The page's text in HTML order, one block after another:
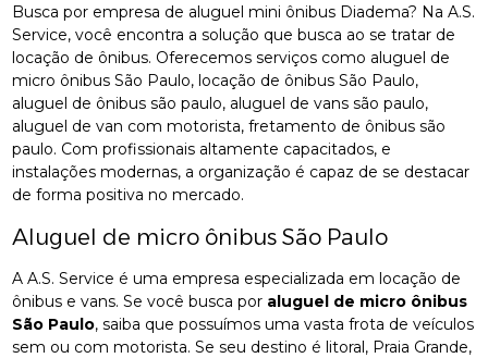
Busca por empresa de aluguel mini ônibus Diadema? Na A.S.
Service, você encontra a solução que busca ao se tratar de
locação de ônibus. Oferecemos serviços como aluguel de
micro ônibus São Paulo, locação de ônibus São Paulo,
aluguel de ônibus são paulo, aluguel de vans são paulo,
aluguel de van com motorista, fretamento de ônibus são
paulo. Com profissionais altamente capacitados, e
instalações modernas, a organização é capaz de se destacar
de forma positiva no mercado.
Aluguel de micro ônibus São Paulo
A A.S. Service é uma empresa especializada em locação de
ônibus e vans. Se você busca por aluguel de micro ônibus
São Paulo, saiba que possuímos uma vasta frota de veículos
sem ou com motorista. Se seu destino é litoral, Praia Grande,